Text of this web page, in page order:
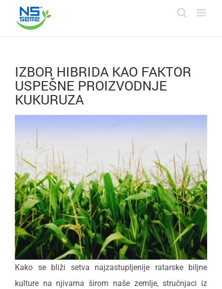
content
IZBOR HIBRIDA KAO FAKTOR
USPEŠNE PROIZVODNJE
KUKURUZA
Kako se bliži setva najzastupljenije ratarske biljne
kulture na njivama širom naše zemlje, stručnjaci iz